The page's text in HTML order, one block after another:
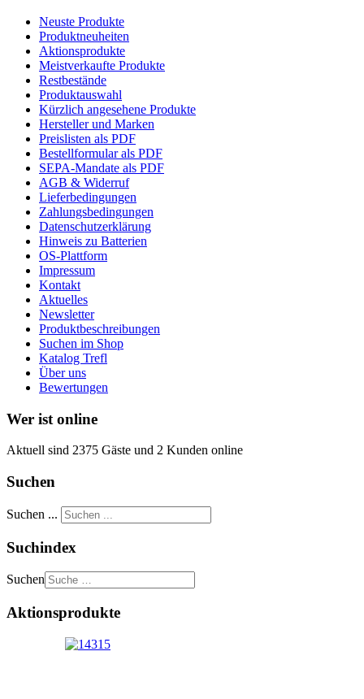
Neuste Produkte
Produktneuheiten
Aktionsprodukte
Meistverkaufte Produkte
Restbestände
Produktauswahl
Kürzlich angesehene Produkte
Hersteller und Marken
Preislisten als PDF
Bestellformular als PDF
SEPA-Mandate als PDF
AGB & Widerruf
Lieferbedingungen
Zahlungsbedingungen
Datenschutzerklärung
Hinweis zu Batterien
OS-Plattform
Impressum
Kontakt
Aktuelles
Newsletter
Produktbeschreibungen
Suchen im Shop
Katalog Trefl
Über uns
Bewertungen
Wer ist online
Aktuell sind 2375 Gäste und 2 Kunden online
Suchen
Suchen ...
Suchindex
Suchen
Aktionsprodukte